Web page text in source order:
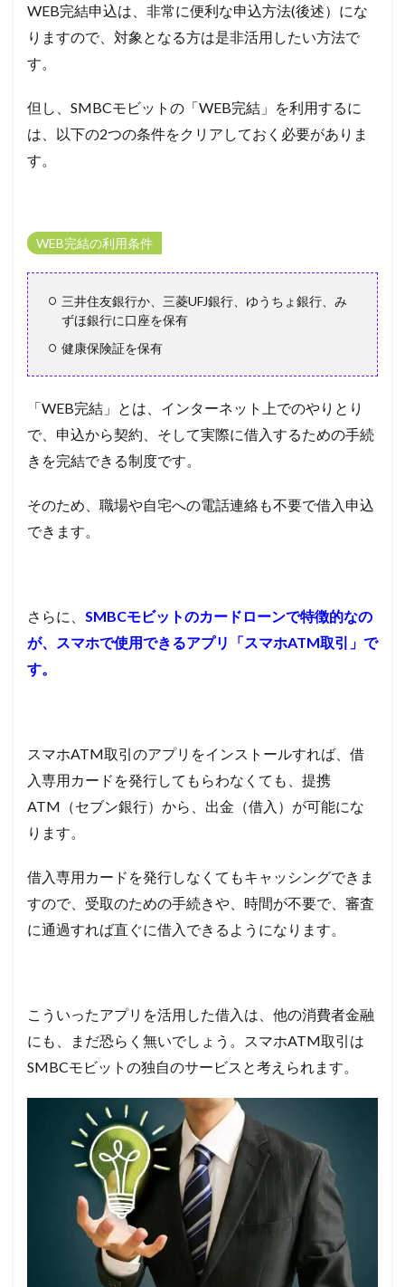
め
WEB完結申込は、非常に便利な申込方法(後述）にな
りますので、対象となる方は是非活用したい方法で
す。
但し、SMBCモビットの「WEB完結」を利用するに
は、以下の2つの条件をクリアしておく必要がありま
す。
WEB完結の利用条件
三井住友銀行か、三菱UFJ銀行、ゆうちょ銀行、み
ずほ銀行に口座を保有
健康保険証を保有
「WEB完結」とは、インターネット上でのやりとり
で、申込から契約、そして実際に借入するための手続
きを完結できる制度です。
そのため、職場や自宅への電話連絡も不要で借入申込
できます。
さらに、 SMBCモビットのカードローンで特徴的なの
が、スマホで使用できるアプリ「スマホATM取引」で
す。
スマホATM取引のアプリをインストールすれば、借
入専用カードを発行してもらわなくても、提携
ATM （セブン銀行）から、出金（借入）が可能にな
ります。
借入専用カードを発行しなくてもキャッシングできま
すので、受取のための手続きや、時間が不要で、審査
に通過すれば直ぐに借入できるようになります。
こういったアプリを活用した借入は、他の消費者金融
にも、まだ恐らく無いでしょう。スマホATM取引は
SMBCモビットの独自のサービスと考えられます。